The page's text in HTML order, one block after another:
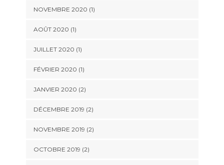
NOVEMBRE 2020 (1)
AOÛT 2020 (1)
JUILLET 2020 (1)
FÉVRIER 2020 (1)
JANVIER 2020 (2)
DÉCEMBRE 2019 (2)
NOVEMBRE 2019 (2)
OCTOBRE 2019 (2)